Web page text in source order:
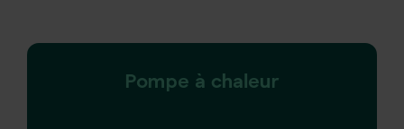
Pompe à chaleur